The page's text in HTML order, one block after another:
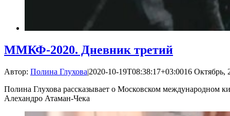
ММКФ-2020. Дневник третий
Автор: Полина Глухова|2020-10-19T08:38:17+03:0016 Октябрь,
Полина Глухова рассказывает о Московском международном
Алехандро Атаман-Чека